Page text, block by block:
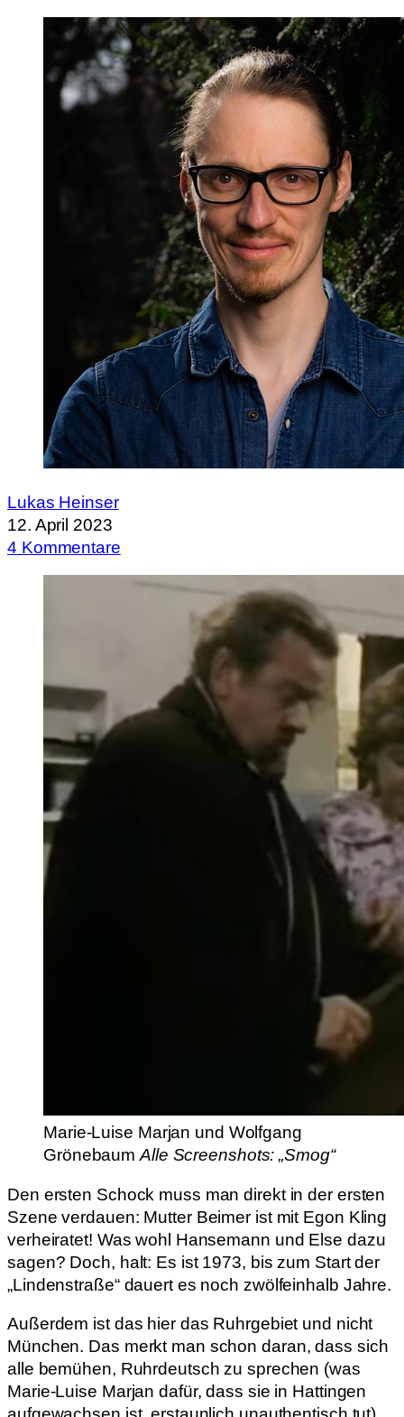
Lukas Heinser
12. April 2023
4 Kommentare
Marie-Luise Marjan und Wolfgang
GrönebaumAlle Screenshots: „Smog“
Den ersten Schock muss man direkt in der ersten
Szene verdauen: Mutter Beimer ist mit Egon Kling
verheiratet! Was wohl Hansemann und Else dazu
sagen? Doch, halt: Es ist 1973, bis zum Start der
„Lindenstraße“ dauert es noch zwölfeinhalb Jahre.
Außerdem ist das hier das Ruhrgebiet und nicht
München. Das merkt man schon daran, dass sich
alle bemühen, Ruhrdeutsch zu sprechen (was
Marie-Luise Marjan dafür, dass sie in Hattingen